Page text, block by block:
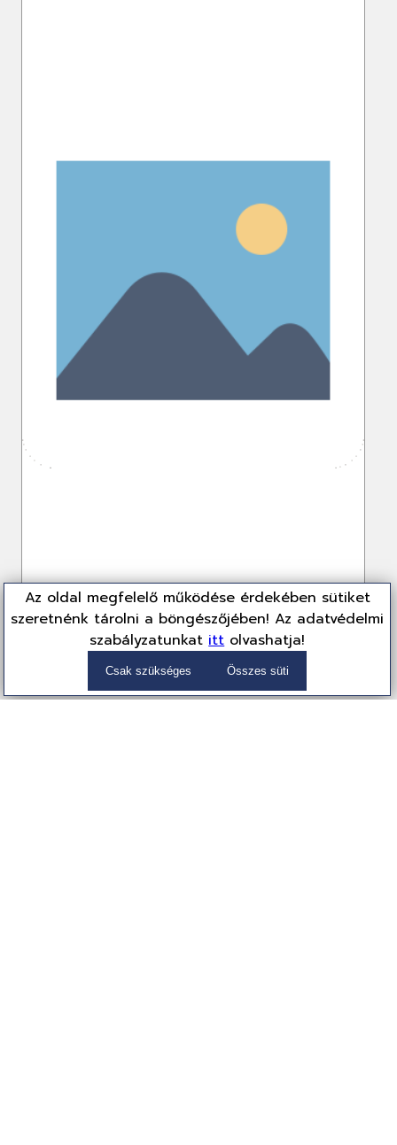
Az oldal megfelelő működése érdekében sütiket
szeretnénk tárolni a böngészőjében! Az adatvédelmi
szabályzatunkatittolvashatja!
Csak szükséges Összes süti
Dahua 22" LM22-A200Y LED
DHI-LM22-A200Y